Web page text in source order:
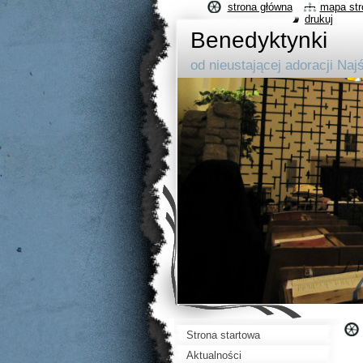
Benedyktynki
od nieustającej adoracji
Strona startowa
Aktualności
strona główna
mapa
drukuj